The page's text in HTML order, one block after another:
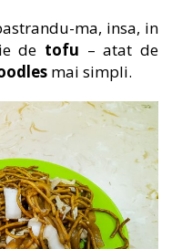
ma, insa, in
de tofu – atat de
mai simpli.